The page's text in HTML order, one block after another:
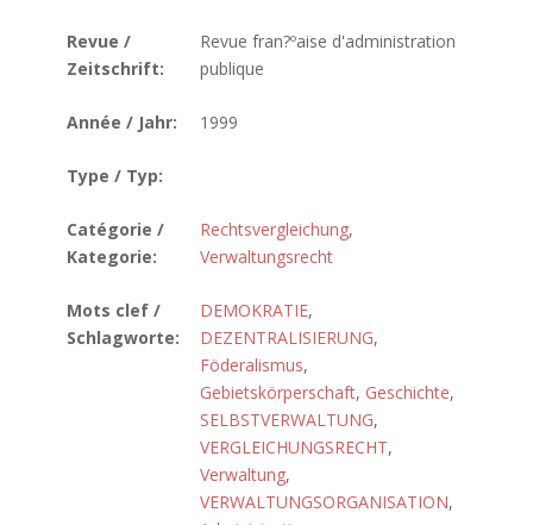
Revue /
Zeitschrift:
Revue fran?ºaise d'administration
publique
Année / Jahr: 1999
Type / Typ:
Catégorie /
Kategorie:
Rechtsvergleichung,
Verwaltungsrecht
Mots clef /
Schlagworte:
DEMOKRATIE,
DEZENTRALISIERUNG,
Föderalismus,
Gebietskörperschaft, Geschichte,
SELBSTVERWALTUNG,
VERGLEICHUNGSRECHT,
Verwaltung,
VERWALTUNGSORGANISATION,